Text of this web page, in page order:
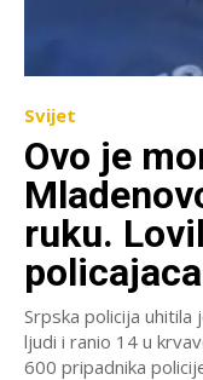
Svijet
Ovo je
ruku.
policajaca
Srpska policija
ljudi i ranio 14 u
600 pripadnika